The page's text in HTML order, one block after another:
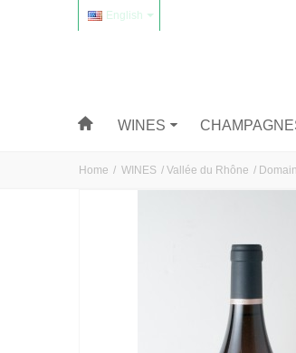
English
WINES
Home / WINES / Vallée du Rhône /